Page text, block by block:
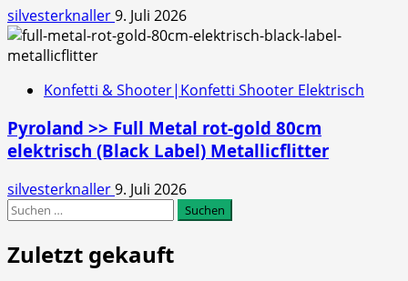
silvesterknaller9. Juli 2026
Konfetti & Shooter|Konfetti Shooter Elektrisch
Pyroland >> Full Metal rot-gold 80cm
elektrisch (Black Label) Metallicflitter
silvesterknaller9. Juli 2026
Suchen
Zuletzt gekauft